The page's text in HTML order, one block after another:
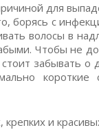
для
борясь с
волосы в
Чтобы не
забывать о
и